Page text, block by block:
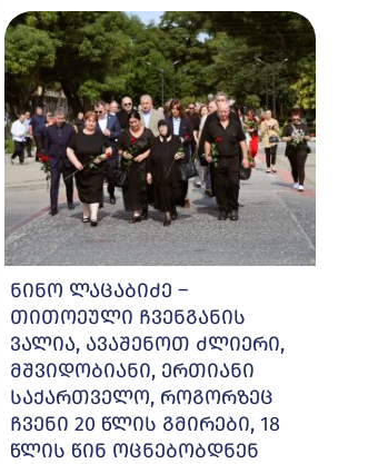
ნინო ლაცაბიძე –
თითოეული ჩვენგანის
ვალია, ავაშენოთ ძლიერი,
მშვიდობიანი, ერთიანი
საქართველო, როგორზეც
ჩვენი 20 წლის გმირები, 18
წლის წინ ოცნებობდნენ